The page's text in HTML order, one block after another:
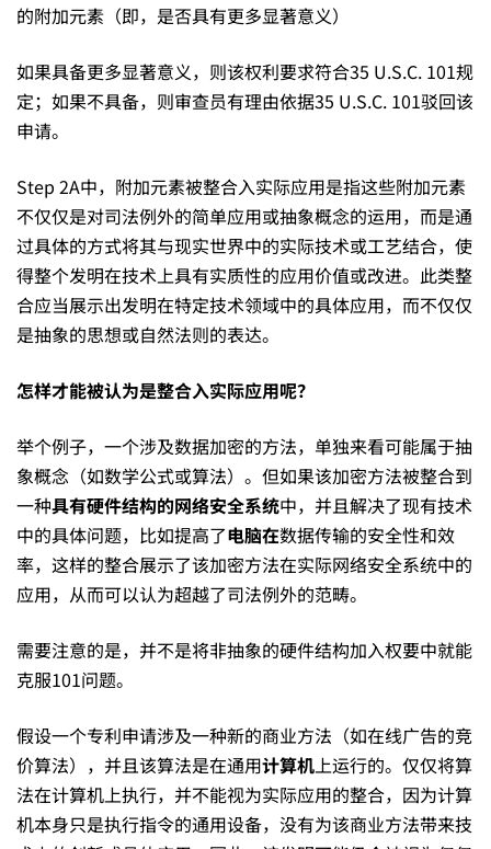
的附加元素（即，是否具有更多显著意义）
如果具备更多显著意义，则该权利要求符合35 U.S.C. 101规
定；如果不具备，则审查员有理由依据35 U.S.C. 101驳回该
申请。
Step 2A中，附加元素被整合入实际应用是指这些附加元素
不仅仅是对司法例外的简单应用或抽象概念的运用，而是通
过具体的方式将其与现实世界中的实际技术或工艺结合，使
得整个发明在技术上具有实质性的应用价值或改进。此类整
合应当展示出发明在特定技术领域中的具体应用，而不仅仅
是抽象的思想或自然法则的表达。
怎样才能被认为是整合入实际应用呢？
举个例子，一个涉及数据加密的方法，单独来看可能属于抽
象概念（如数学公式或算法）。但如果该加密方法被整合到
一种具有硬件结构的网络安全系统中，并且解决了现有技术
中的具体问题，比如提高了电脑在数据传输的安全性和效
率，这样的整合展示了该加密方法在实际网络安全系统中的
应用，从而可以认为超越了司法例外的范畴。
需要注意的是，并不是将非抽象的硬件结构加入权要中就能
克服101问题。
假设一个专利申请涉及一种新的商业方法（如在线广告的竞
价算法），并且该算法是在通用计算机 上运行的。仅仅将算
法在计算机上执行，并不能视为实际应用的整合，因为计算
机本身只是执行指令的通用设备，没有为该商业方法带来技